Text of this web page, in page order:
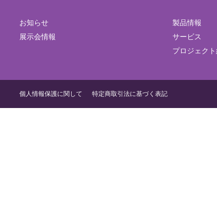
お知らせ
展示会情報
製品情報
サービス
プロジェク
個人情報保護に関して 特定商取引法に基づく表記